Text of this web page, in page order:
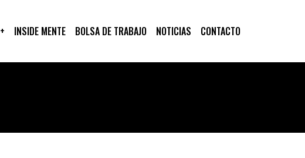
+ INSIDE MENTE BOLSA DE TRABAJO NOTICIAS CONTACTO